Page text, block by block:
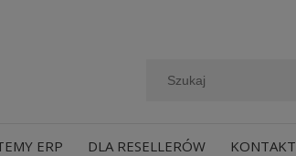
ERP DLA RESELLERÓW KONTAKT